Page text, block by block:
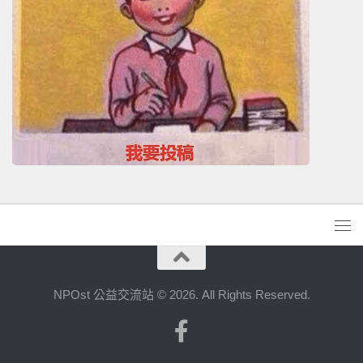
NPOst 公益交流站 © 2026. All Rights Reserved.